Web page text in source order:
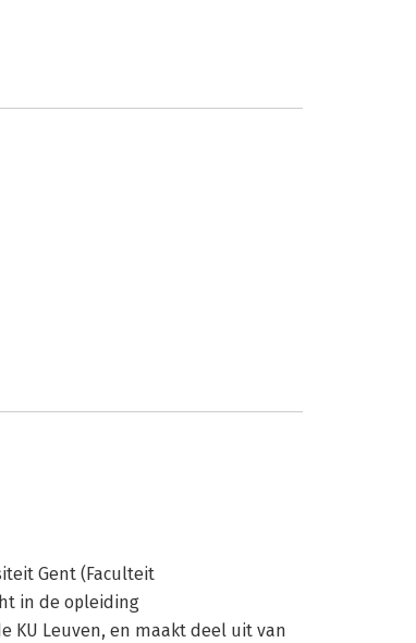
Gent (Faculteit
in de opleiding
KU Leuven, en maakt deel uit van